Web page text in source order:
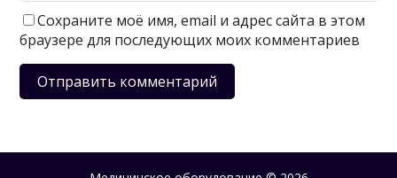
Сохраните моё имя, email и адрес сайта в этом
браузере для последующих моих комментариев